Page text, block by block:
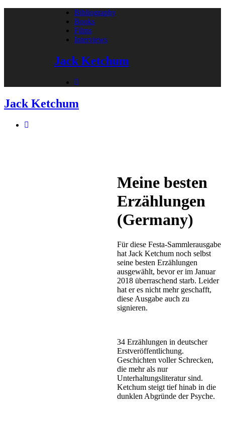
Bibliography
Books
Films
Interviews
Jack Ketchum
Jack Ketchum
Meine besten
Erzählungen
(Germany)
Für diese Festa-Sammlerausgabe
hat Jack Ketchum noch selbst
seine besten Erzählungen
ausgewählt, bevor er im Januar
2018 überraschend starb. Leider
hat er es nicht mehr geschafft,
diese Ausgabe auch zu
signieren.
34 Erzählungen in deutscher
Erstveröffentlichung.
Geschichten voller Schrecken,
die mehr als nur
Unterhaltungsliteratur sind.
Ketchum steigt tief hinab in die
dunklen Abgründe der Psyche.